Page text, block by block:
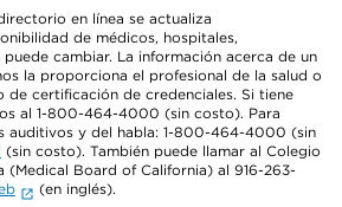
en línea se actualiza
de médicos, hospitales,
cambiar. La información acerca de un
la proporciona el profesional de la salud o
de certificación de credenciales. Si tiene
al 1-800-464-4000 (sin costo). Para
auditivos y del habla: 1-800-464-4000 (sin
(sin costo). También puede llamar al Colegio
(Medical Board of California) al 916-263-
(en inglés).